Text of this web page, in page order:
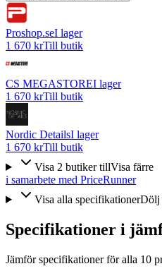
Proshop.seI lager
1 670 krTill butik
CS MEGASTOREI lager
1 670 krTill butik
Nordic DetailsI lager
1 670 krTill butik
Visa 2 butiker tillVisa färre
i samarbete med PriceRunner
Visa alla specifikationerDölj
Specifikationer i
Jämför specifikationer för alla 10